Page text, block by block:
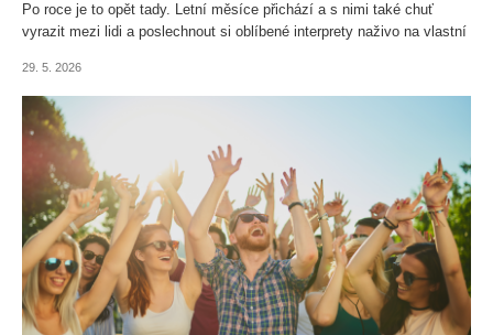
Po roce je to opět tady. Letní měsíce přichází a s nimi také chuť
vyrazit mezi lidi a poslechnout si oblíbené interprety naživo na vlastní
měst, nočním životě, plážích nebo přírodě v okolí. Ať už vás láká
temperamentní Španělsko, pohodová Skandinávie nebo několikadenní
festivalové město v srdci Budapešti, letošní sezóna nabízí desítky
důvodů sbalit batoh a vyrazit za hudbou i zážitky.
29. 5. 2026